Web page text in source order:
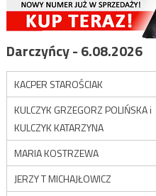
Darczyńcy - 6.08.2026
KACPER STAROŚCIAK
KULCZYK GRZEGORZ POLIŃSKA i
KULCZYK KATARZYNA
MARIA KOSTRZEWA
JERZY T MICHAJŁOWICZ